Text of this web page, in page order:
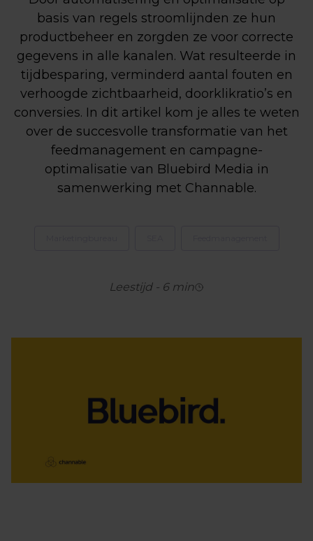
basis van regels stroomlijnden ze hun
productbeheer en zorgden ze voor correcte
gegevens in alle kanalen. Wat resulteerde in
tijdbesparing, verminderd aantal fouten en
verhoogde zichtbaarheid, doorklikratio’s en
conversies. In dit artikel kom je alles te weten
over de succesvolle transformatie van het
feedmanagement en campagne-
optimalisatie van Bluebird Media in
samenwerking met Channable.
Leestijd- 6min